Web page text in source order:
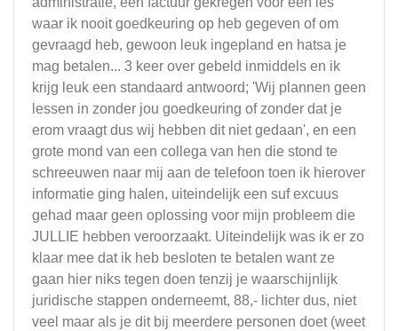
waar ik nooit goedkeuring op heb gegeven of om
gevraagd heb, gewoon leuk ingepland en hatsa je
mag betalen... 3 keer over gebeld inmiddels en ik
krijg leuk een standaard antwoord; 'Wij plannen geen
lessen in zonder jou goedkeuring of zonder dat je
erom vraagt dus wij hebben dit niet gedaan', en een
grote mond van een collega van hen die stond te
schreeuwen naar mij aan de telefoon toen ik hierover
informatie ging halen, uiteindelijk een suf excuus
gehad maar geen oplossing voor mijn probleem die
JULLIE hebben veroorzaakt. Uiteindelijk was ik er zo
klaar mee dat ik heb besloten te betalen want ze
gaan hier niks tegen doen tenzij je waarschijnlijk
juridische stappen onderneemt, 88,- lichter dus, niet
veel maar als je dit bij meerdere personen doet (weet